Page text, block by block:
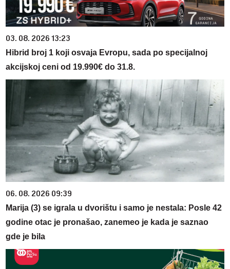
03. 08. 2026 13:23
Hibrid broj 1 koji osvaja Evropu, sada po specijalnoj
akcijskoj ceni od 19.990€ do 31.8.
06. 08. 2026 09:39
Marija (3) se igrala u dvorištu i samo je nestala: Posle 42
godine otac je pronašao, zanemeo je kada je saznao
gde je bila